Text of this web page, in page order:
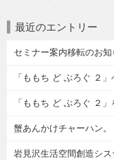
最近のエントリー
セミナー案内移転のお知
「ももち ど ぶろぐ ２」
岩見沢生活空間創造シス